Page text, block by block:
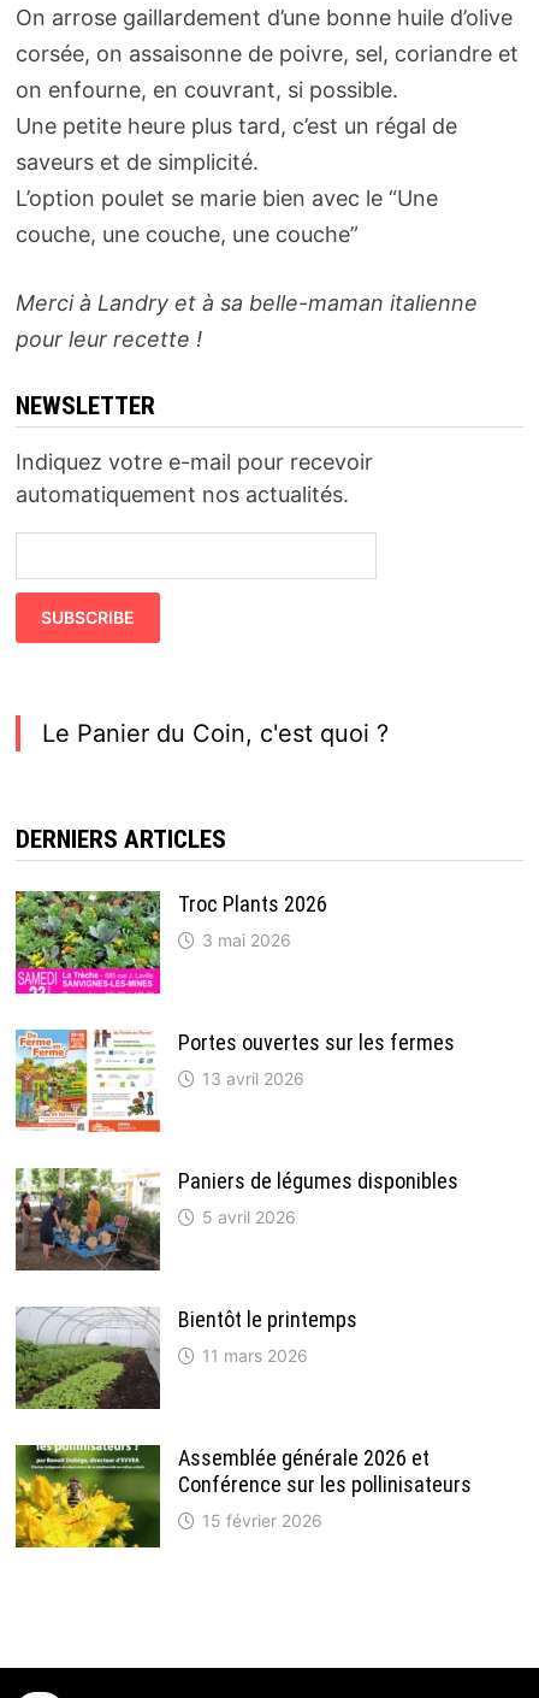
On arrose gaillardement d’une bonne huile d’olive
corsée, on assaisonne de poivre, sel, coriandre et
on enfourne, en couvrant, si possible.
Une petite heure plus tard, c’est un régal de
saveurs et de simplicité.
L’option poulet se marie bien avec le “Une
couche, une couche, une couche”
Merci à Landry et à sa belle-maman italienne
pour leur recette !
NEWSLETTER
Indiquez votre e-mail pour recevoir
automatiquement nos actualités.
Le Panier du Coin, c'est quoi ?
DERNIERS ARTICLES
Troc Plants 2026
3 mai 2026
Portes ouvertes sur les fermes
13 avril 2026
Paniers de légumes disponibles
5 avril 2026
Bientôt le printemps
11 mars 2026
Assemblée générale 2026 et
Conférence sur les pollinisateurs
15 février 2026